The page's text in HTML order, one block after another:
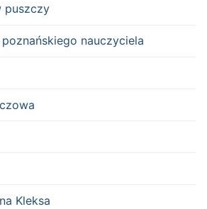
puszczy
nauczyciela
Kleksa